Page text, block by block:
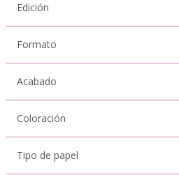
Edición
Formato
Acabado
Coloración
Tipo de papel